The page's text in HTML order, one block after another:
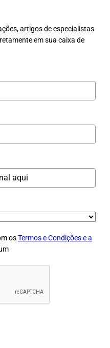
artigos de especialistas
em sua caixa de
osTermos e Condições e a